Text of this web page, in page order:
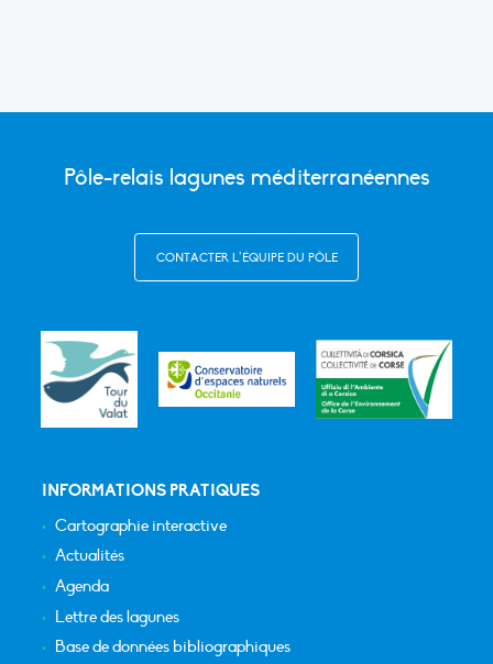
Pôle-relais lagunes méditerranéennes
CONTACTER L’ÉQUIPE DU PÔLE
INFORMATIONS PRATIQUES
Cartographie interactive
Actualités
Agenda
Lettre des lagunes
Base de données bibliographiques